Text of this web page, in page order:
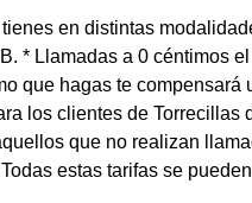
en distintas
* Llamadas a 0 céntimos
que hagas te compensará
los clientes de Torrecillas
que no realizan
estas tarifas se